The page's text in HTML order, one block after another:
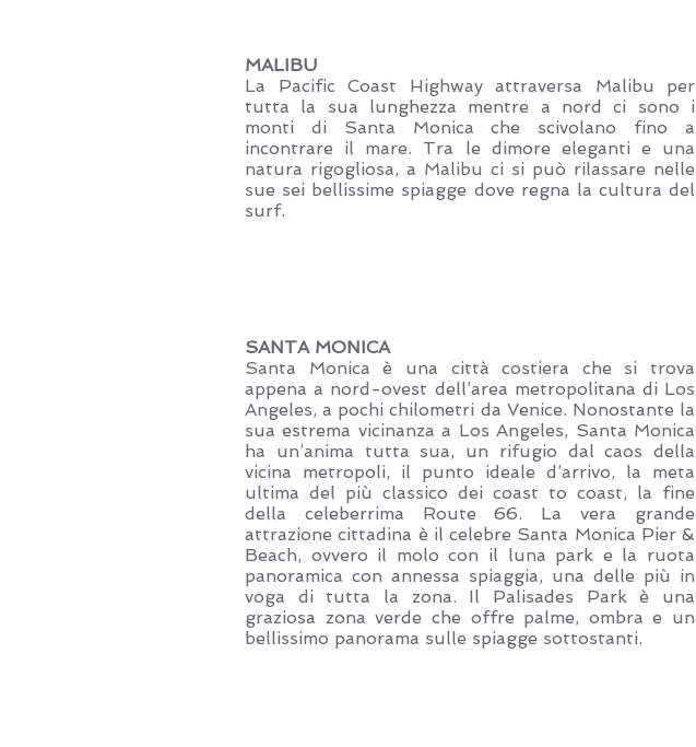
MALIBU
La Pacific Coast Highway attraversa Malibu per
tutta la sua lunghezza mentre a nord ci sono i
monti di Santa Monica che scivolano fino a
incontrare il mare. Tra le dimore eleganti e una
natura rigogliosa, a Malibu ci si può rilassare nelle
sue sei bellissime spiagge dove regna la cultura del
surf.
SANTA MONICA
Santa Monica è una città costiera che si trova
appena a nord-ovest dell’area metropolitana di Los
Angeles, a pochi chilometri da Venice. Nonostante la
sua estrema vicinanza a Los Angeles, Santa Monica
ha un’anima tutta sua, un rifugio dal caos della
vicina metropoli, il punto ideale d’arrivo, la meta
ultima del più classico dei coast to coast, la fine
della celeberrima Route 66. La vera grande
attrazione cittadina è il celebre Santa Monica Pier &
Beach, ovvero il molo con il luna park e la ruota
panoramica con annessa spiaggia, una delle più in
voga di tutta la zona. Il Palisades Park è una
graziosa zona verde che offre palme, ombra e un
bellissimo panorama sulle spiagge sottostanti.